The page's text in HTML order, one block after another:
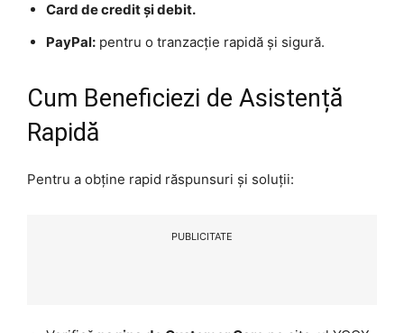
Card de credit și debit.
PayPal: pentru o tranzacție rapidă și sigură.
Cum Beneficiezi de Asistență
Rapidă
Pentru a obține rapid răspunsuri și soluții:
PUBLICITATE